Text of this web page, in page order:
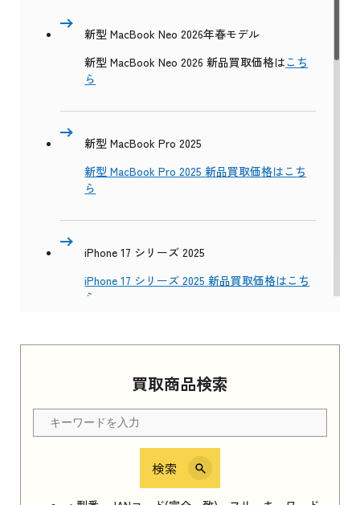
買取商品検索
検索
新型 MacBook Neo 2026年春モデル
新型 MacBook Neo 2026 新品買取価格はこち
ら
新型 MacBook Pro 2025
新型 MacBook Pro 2025 新品買取価格はこち
ら
iPhone 17 シリーズ 2025
iPhone 17 シリーズ 2025 新品買取価格はこち
ら
Apple Watch Series 11 2025 新品買取価格はこ
ちら
iPhone 16e シリーズ 2025
iPhone 16e シリーズ 2025 新品買取価格はこち